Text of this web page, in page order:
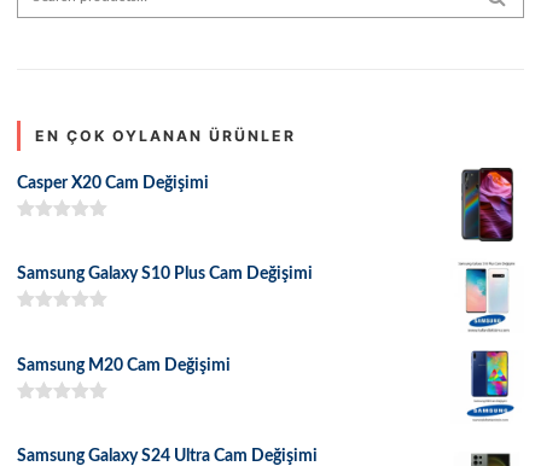
EN ÇOK OYLANAN ÜRÜNLER
Casper X20 Cam Değişimi
Samsung Galaxy S10 Plus Cam Değişimi
Samsung M20 Cam Değişimi
Samsung Galaxy S24 Ultra Cam Değişimi